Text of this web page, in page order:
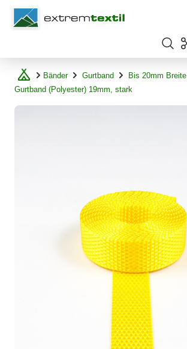
Shopware
Bänder Gurtband
Bis 20mm Breite
Gurtband (Polyester) 19mm, stark